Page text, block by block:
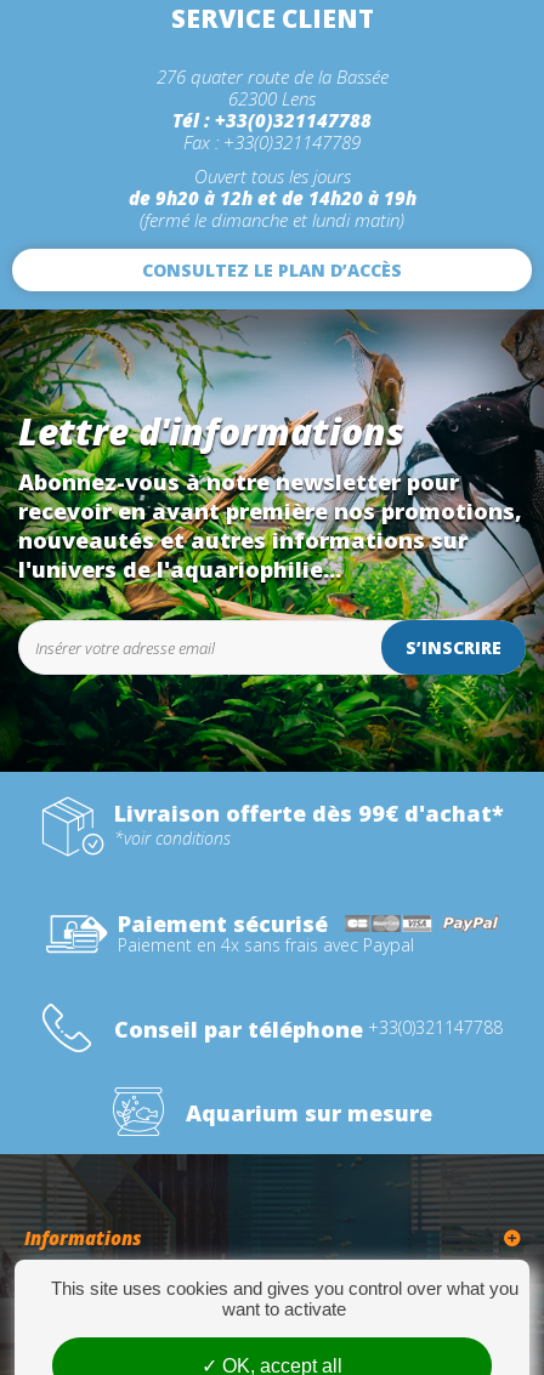
SERVICE CLIENT
276 quater route de la Bassée
62300 Lens
Tél : +33(0)321147788
Fax : +33(0)321147789
Ouvert tous les jours
de 9h20 à 12h et de 14h20 à 19h
(fermé le dimanche et lundi matin)
CONSULTEZ LE PLAN D’ACCÈS
Lettre d'informations
Abonnez-vous à notre newsletter pour
recevoir en avant première nos promotions,
nouveautés et autres informations sur
l'univers de l'aquariophilie...
S’INSCRIRE
Livraison offerte dès 99€ d'achat*
*voir conditions
Paiement sécurisé
Paiement en 4x sans frais avec Paypal
Conseil par téléphone +33(0)321147788
Aquarium sur mesure
Informations
Catégories
This site uses cookies and gives you control over what you
want to activate
OK, accept all